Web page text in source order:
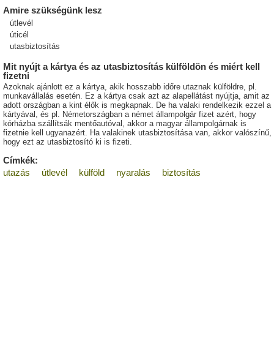
Amire szükségünk lesz
útlevél
úticél
utasbiztosítás
Mit nyújt a kártya és az utasbiztosítás külföldön és miért kell
fizetni
Azoknak ajánlott ez a kártya, akik hosszabb időre utaznak külföldre, pl.
munkavállalás esetén. Ez a kártya csak azt az alapellátást nyújtja, amit az
adott országban a kint élők is megkapnak. De ha valaki rendelkezik ezzel a
kártyával, és pl. Németországban a német állampolgár fizet azért, hogy
kórházba szállítsák mentőautóval, akkor a magyar állampolgárnak is
fizetnie kell ugyanazért. Ha valakinek utasbiztosítása van, akkor valószínű,
hogy ezt az utasbiztosító ki is fizeti.
Címkék:
utazás
útlevél külföld nyaralás biztosítás